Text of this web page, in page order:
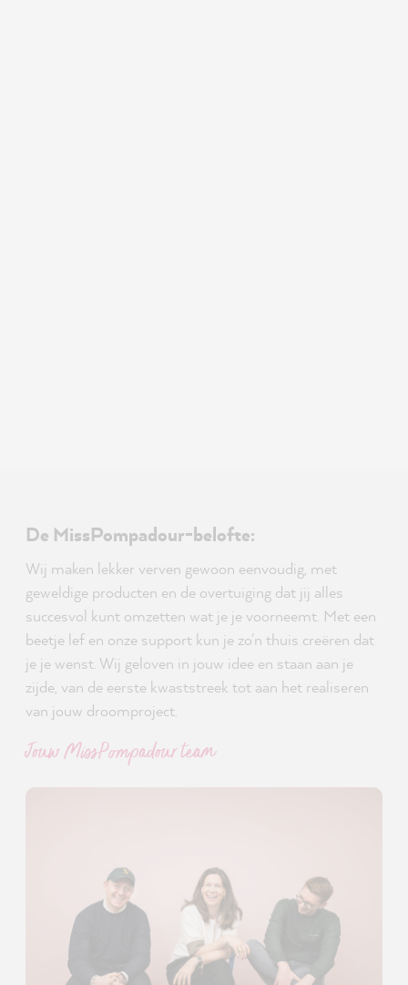
De MissPompadour-belofte:
Wij maken lekker verven gewoon eenvoudig, met
geweldige producten en de overtuiging dat jij alles
succesvol kunt omzetten wat je je voorneemt. Met een
beetje lef en onze support kun je zo'n thuis creëren dat
je je wenst. Wij geloven in jouw idee en staan aan je
zijde, van de eerste kwaststreek tot aan het realiseren
van jouw droomproject.
Jouw MissPompadour team